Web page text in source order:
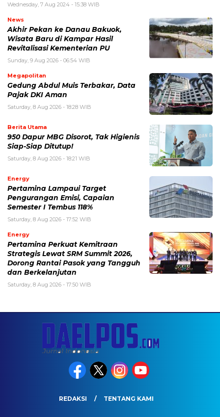
Wednesday, 7 Aug 2024 - 15:38 WIB
News
Akhir Pekan ke Danau Bakuok,
Wisata Baru di Kampar Hasil
Revitalisasi Kementerian PU
Sunday, 9 Aug 2026 - 06:54 WIB
Megapolitan
Gedung Abdul Muis Terbakar, Data
Pajak DKI Aman
Saturday, 8 Aug 2026 - 18:28 WIB
Berita Utama
950 Dapur MBG Disorot, Tak Higienis
Siap-Siap Ditutup!
Saturday, 8 Aug 2026 - 18:21 WIB
Energy
Pertamina Lampaui Target
Pengurangan Emisi, Capaian
Semester I Tembus 118%
Saturday, 8 Aug 2026 - 17:52 WIB
Energy
Pertamina Perkuat Kemitraan
Strategis Lewat SRM Summit 2026,
Dorong Rantai Pasok yang Tangguh
dan Berkelanjutan
Saturday, 8 Aug 2026 - 17:50 WIB
REDAKSI TENTANG KAMI